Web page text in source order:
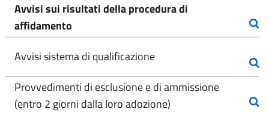
Avvisi sui risultati della procedura di
affidamento
Avvisi sistema di qualificazione
Provvedimenti di esclusione e di ammissione
(entro 2 giorni dalla loro adozione)